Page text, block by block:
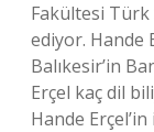
Fakültesi Türk
ediyor. Hande
Balıkesir’in
Erçel kaç dil
Hande Erçel’in